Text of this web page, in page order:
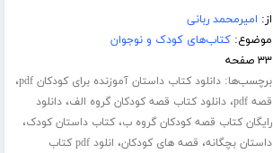
از: امیرمحمد ربانی
موضوع:کتاب‌های کودک و نوجوان
۳۳ صفحه
برچسب‌ها:دانلود کتاب داستان آموزنده برای کودکان pdf ،
قصه pdf ،دانلود کتاب قصه کودکان گروه الف،دانلود
رایگان کتاب قصه کودکان گروه ب،کتاب داستان کودک،
داستان بچگانه، قصه های کودکان،
انلود pdf کتاب